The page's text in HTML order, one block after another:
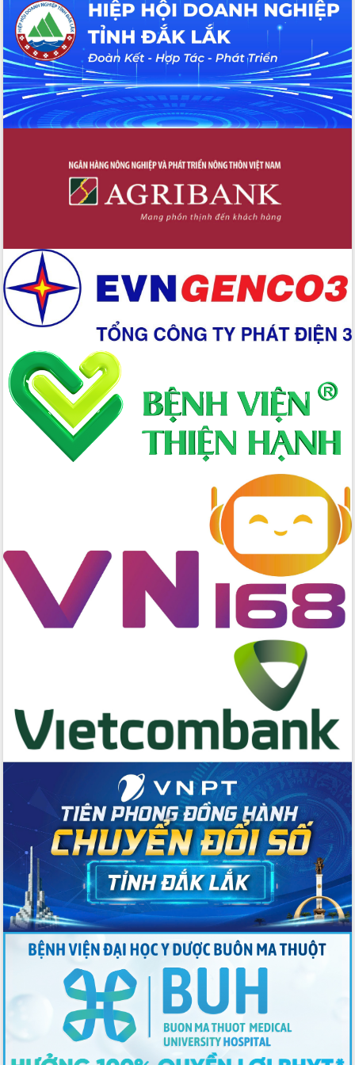
UBND tỉnh họp báo định kỳ tháng 4
năm 2026
Hội thảo khoa học “Giải pháp thúc đẩy
phát triển nền kinh tế xanh tại tỉnh
Đắk Lắk”
Tăng cường giám sát, đôn đốc thực
hiện nhiệm vụ quản lý tài sản công
công tác cải cách thủ tục hành chính
tại Trung tâm Phục vụ hành chính
Đắk Lắk: Tôn vinh 46 giải pháp tại Hội
Đắk Lắk rà soát, điều chỉnh Đề án 190
về phát triển nuôi trồng thủy sản
Phó Chủ tịch UBND tỉnh Đắk Lắk
Trương Công Thái kiểm tra thực địa
Dự án cao tốc Khánh Hòa - Buôn Ma
Định vị cà phê Việt Nam như một “di
sản sống” trong dòng chảy toàn cầu
Xây dựng nông thôn mới: Nâng cao đời
sống người dân từ những mô hình thiết
Quyết liệt tháo gỡ vướng mắc, đẩy
nhanh tiến độ các dự án trọng điểm
Đắk Lắk thời kỳ 2021-2030, tầm nhìn
đến năm 2050
Phát động chiến dịch 30 ngày đêm
giải phóng mặt bằng Tuyến đường bộ
ven biển
với Tập đoàn Bưu chính Viễn thông
Việt Nam
Đắk Lắk về phát triển nhân lực y tế
Du lịch Đắk Lắk nâng tầm trải nghiệm
du khách thông qua Hệ thống cơ sở dữ
liệu và Bản đồ số
Tập huấn ứng dụng trí tuệ nhân tạo (AI)
trong thương mại điện tử năm 2026
Đoàn đại biểu Quốc hội tỉnh Đắk Lắk
trao đổi thông tin trước Kỳ họp thứ
nhất, Quốc hội khóa XVI
Quyết liệt cải cách hành chính, khơi
thông nguồn lực phát triển
Nâng cao hiệu lực, hiệu quả HĐND
tỉnh thông qua hiện đại hóa hành chính
Xã Ea Phê gắn cải cách hành chính với
chuyển đổi số
Phó Chủ tịch Thường trực UBND tỉnh